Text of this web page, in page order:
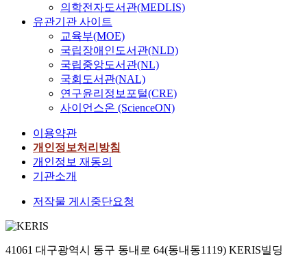
의학전자도서관(MEDLIS)
유관기관 사이트
교육부(MOE)
국립장애인도서관(NLD)
국립중앙도서관(NL)
국회도서관(NAL)
연구윤리정보포털(CRE)
사이언스온 (ScienceON)
이용약관
개인정보처리방침
개인정보 재동의
기관소개
저작물 게시중단요청
41061 대구광역시 동구 동내로 64(동내동1119) KERIS빌딩